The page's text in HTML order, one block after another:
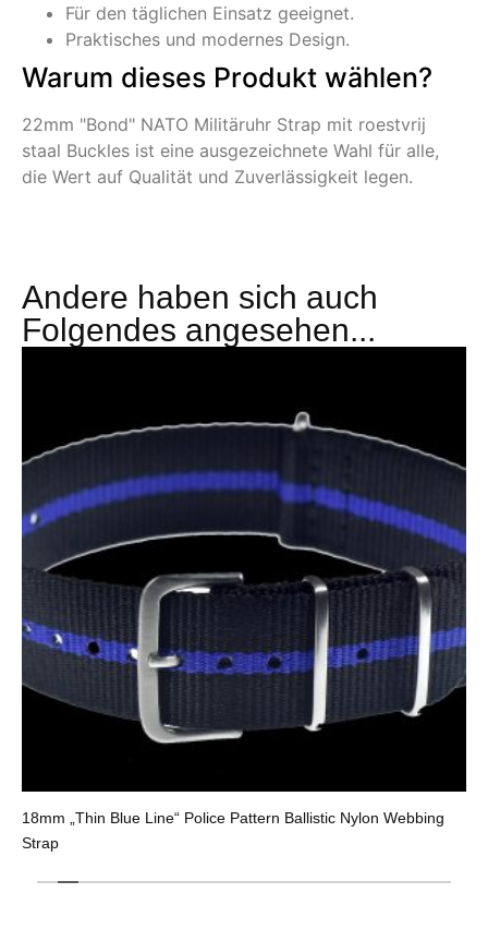
Für den täglichen Einsatz geeignet.
Praktisches und modernes Design.
Warum dieses Produkt wählen?
22mm "Bond" NATO Militäruhr Strap mit roestvrij
staal Buckles ist eine ausgezeichnete Wahl für alle,
die Wert auf Qualität und Zuverlässigkeit legen.
Andere haben sich auch
Folgendes angesehen...
18mm „Thin Blue Line“ Police Pattern Ballistic Nylon Webbing
Strap